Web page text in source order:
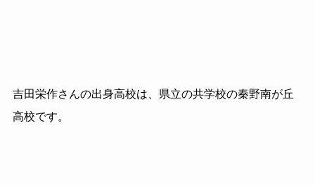
吉田栄作さんの出身高校は、県立の共学校の秦野南が丘
高校です。